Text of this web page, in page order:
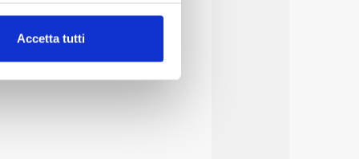
(impronte
di base quali la
Accetta tutti